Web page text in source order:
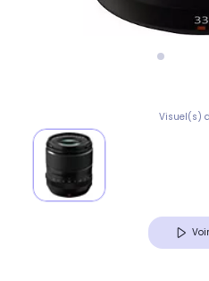
Visuel(s)